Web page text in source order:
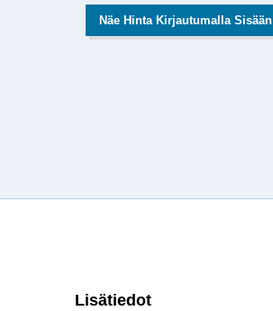
Näe Hinta Kirjautumalla Sisään
Lisätiedot